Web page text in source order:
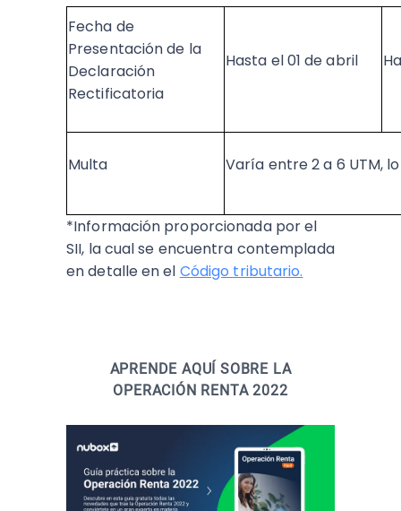
Fecha de
Presentación de la
Declaración
Rectificatoria
Hasta el 01 de abril
Multa Varía entre 2 a 6 UTM,
*Información proporcionada por el
SII, la cual se encuentra contemplada
en detalle en el Código tributario.
APRENDE AQUÍ SOBRE LA
OPERACIÓN RENTA 2022